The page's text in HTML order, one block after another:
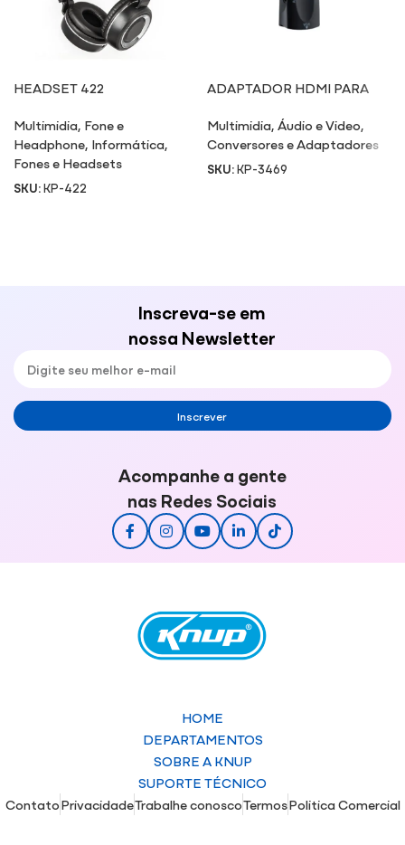
HEADSET 422
Multimidia, Fone e
Headphone, Informática,
Fones e Headsets
SKU:KP-422
ADAPTADOR HDMI PARA
ÁUDIO
Multimidia,Áudio e Video,
Conversores e Adaptadores
SKU:KP-3469
Inscreva-se em
nossa Newsletter
Inscrever
Acompanhe a gente
nas Redes Sociais
HOME
DEPARTAMENTOS
SOBRE A KNUP
SUPORTE TÉCNICO
ContatoPrivacidadeTrabalhe conoscoTermosPolitica Comercial